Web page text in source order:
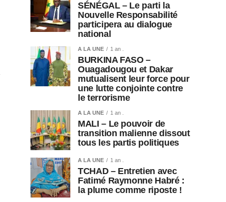
SÉNÉGAL – Le parti la
Nouvelle Responsabilité
participera au dialogue
national
A LA UNE 1 an .
BURKINA FASO –
Ouagadougou et Dakar
mutualisent leur force pour
une lutte conjointe contre
le terrorisme
A LA UNE 1 an .
MALI – Le pouvoir de
transition malienne dissout
tous les partis politiques
A LA UNE 1 an .
TCHAD – Entretien avec
Fatimé Raymonne Habré :
la plume comme riposte !